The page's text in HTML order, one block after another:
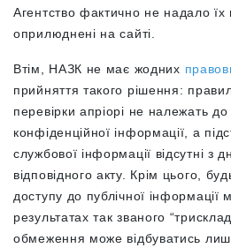
Агентство фактично не надало їх
оприлюднені на сайті.
Втім, НАЗК не має жодних
прийняття такого рішення:
перевірки апріорі не належать до
конфіденційної інформації, а
службової інформації відсутні з
відповідного акту. Крім цього,
доступу до публічної інформації
результатах так званого
обмеження може відбуватись